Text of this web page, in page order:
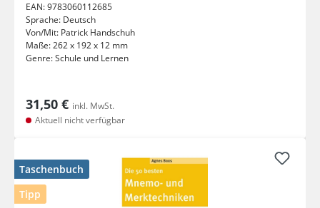
EAN:9783060112685
Sprache: Deutsch
Von/Mit: Patrick Handschuh
Maße:262 x 192 x 12 mm
Genre:Schule und Lernen
31,50 € inkl. MwSt.
Aktuell nicht verfügbar
Taschenbuch
Tipp